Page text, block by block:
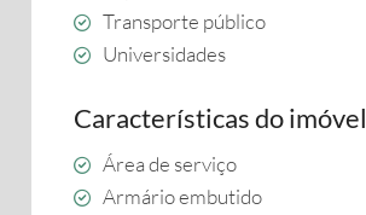
Transporte público
Universidades
Características do imóvel
Área de serviço
Armário embutido